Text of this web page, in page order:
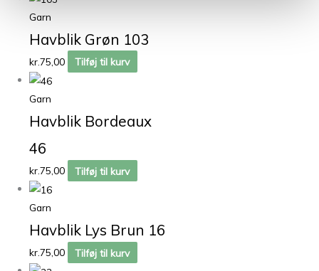
Garn
Havblik Grøn 103
kr.75,00 Tilføj til kurv
Garn
Havblik Bordeaux
46
kr.75,00 Tilføj til kurv
Garn
Havblik Lys Brun 16
kr.75,00 Tilføj til kurv